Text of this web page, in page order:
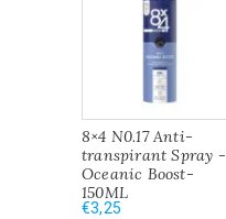
8×4 N0.17 Anti-
transpirant Spray -
Oceanic Boost-
150ML
€3,25